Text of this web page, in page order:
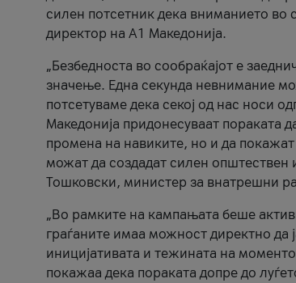
силен потсетник дека вниманието во
директор на А1 Македонија.
„Безбедноста во сообраќајот е
значење. Една секунда невнимание
потсетуваме дека секој од нас носи
Македонија придонесуваат пораката
промена на навиките, но и да
можат да создадат силен општествен
Тошковски, министер за внатрешни
„Во рамките на кампањата беше
граѓаните имаа можност директно да
иницијативата и тежината на
покажаа дека пораката допре до